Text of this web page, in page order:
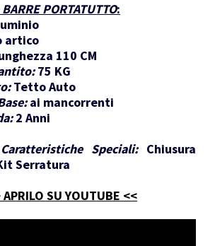
PORTATUTTO:
artico
110 CM
75 KG
Tetto Auto
ai mancorrenti
2 Anni
Speciali: Chiusura
Serratura
APRILO SU YOUTUBE <<